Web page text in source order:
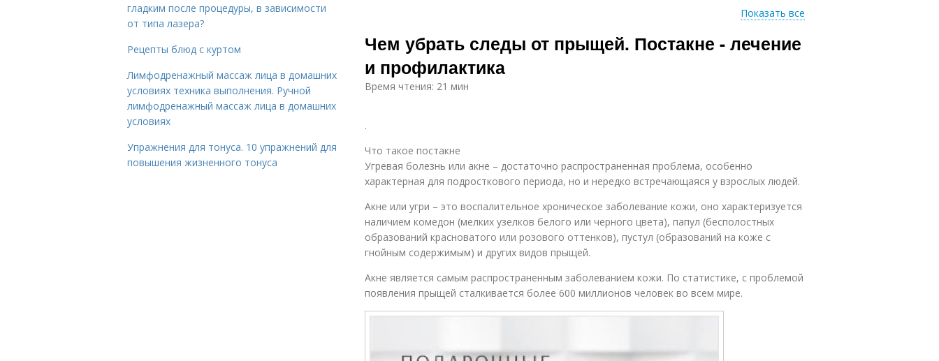
Показать все
Чем убрать следы от прыщей. Постакне - лечение
и профилактика
Время чтения: 21 мин
.
Что такое постакне
Угревая болезнь или акне – достаточно распространенная проблема, особенно
характерная для подросткового периода, но и нередко встречающаяся у взрослых людей.
Акне или угри – это воспалительное хроническое заболевание кожи, оно характеризуется
наличием комедон (мелких узелков белого или черного цвета), папул (бесполостных
образований красноватого или розового оттенков), пустул (образований на коже с
гнойным содержимым) и других видов прыщей.
Акне является самым распространенным заболеванием кожи. По статистике, с проблемой
появления прыщей сталкивается более 600 миллионов человек во всем мире.
гладким после процедуры, в зависимости
от типа лазера?
Рецепты блюд с куртом
Лимфодренажный массаж лица в домашних
условиях техника выполнения. Ручной
лимфодренажный массаж лица в домашних
условиях
Упражнения для тонуса. 10 упражнений для
повышения жизненного тонуса